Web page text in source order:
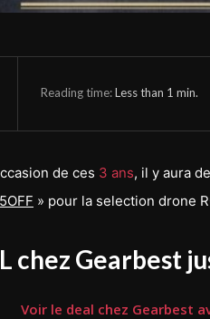
Reading time:Less than 1 min.
de ces 3 ans, il y aura
» pour la selection drone
chez Gearbest
Voir le deal chez Gearbest